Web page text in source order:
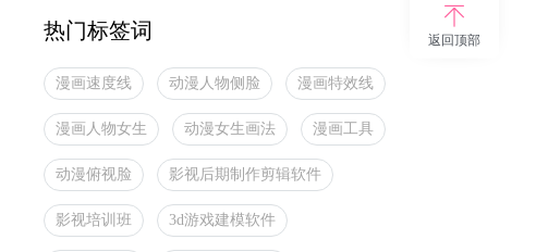
热门标签词
漫画速度线 动漫人物侧脸 漫画特效线
漫画人物女生 动漫女生画法 漫画工具
动漫俯视脸 影视后期制作剪辑软件
影视培训班 3d游戏建模软件
返回顶部